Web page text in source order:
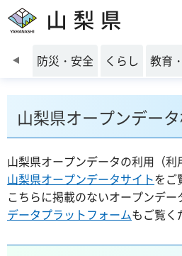
山梨県
前のスライドを表示
防災・安全 くらし 教育
山梨県オープンデー
山梨県オープンデータの利用（利
山梨県オープンデータサイトをご
こちらに掲載のないオープンデー
データプラットフォームもご覧く